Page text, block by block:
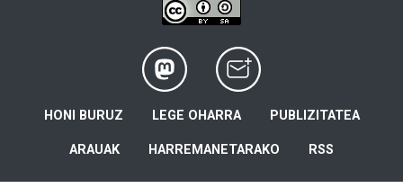
HONI BURUZ LEGE OHARRA PUBLIZITATEA
ARAUAK HARREMANETARAKO RSS